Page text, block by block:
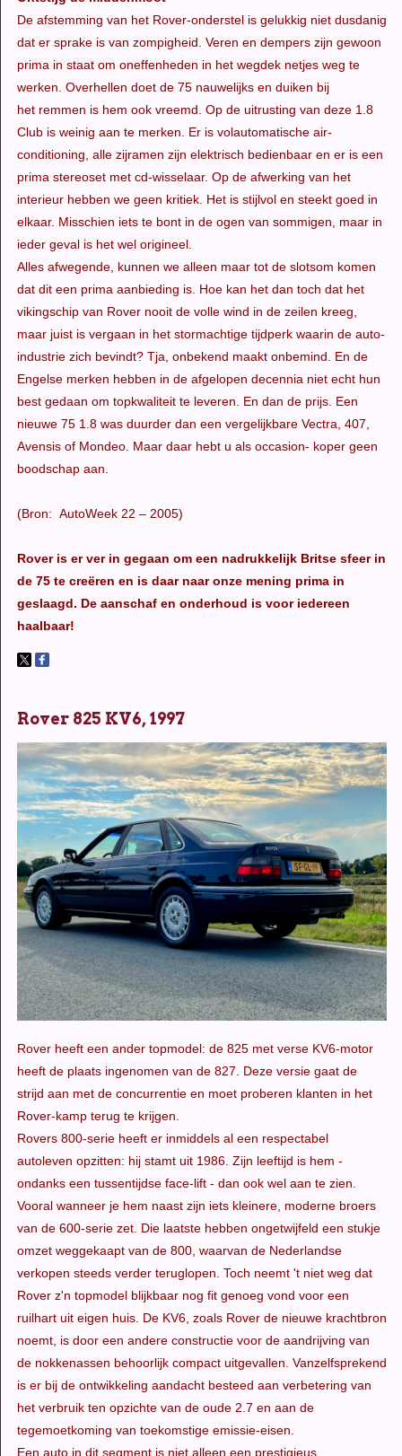
De afstemming van het Rover-onderstel is gelukkig niet dusdanig
dat er sprake is van zompigheid. Veren en dempers zijn gewoon
prima in staat om oneffenheden in het wegdek netjes weg te
werken. Overhellen doet de 75 nauwelijks en duiken bij
het remmen is hem ook vreemd. Op de uitrusting van deze 1.8
Club is weinig aan te merken. Er is volautomatische air-
conditioning, alle zijramen zijn elektrisch bedienbaar en er is een
prima stereoset met cd-wisselaar. Op de afwerking van het
interieur hebben we geen kritiek. Het is stijlvol en steekt goed in
elkaar. Misschien iets te bont in de ogen van sommigen, maar in
ieder geval is het wel origineel.
Alles afwegende, kunnen we alleen maar tot de slotsom komen
dat dit een prima aanbieding is. Hoe kan het dan toch dat het
vikingschip van Rover nooit de volle wind in de zeilen kreeg,
maar juist is vergaan in het stormachtige tijdperk waarin de auto-
industrie zich bevindt? Tja, onbekend maakt onbemind. En de
Engelse merken hebben in de afgelopen decennia niet echt hun
best gedaan om topkwaliteit te leveren. En dan de prijs. Een
nieuwe 75 1.8 was duurder dan een vergelijkbare Vectra, 407,
Avensis of Mondeo. Maar daar hebt u als occasion- koper geen
boodschap aan.
(Bron: AutoWeek 22 – 2005)
Rover is er ver in gegaan om een nadrukkelijk Britse sfeer in
de 75 te creëren en is daar naar onze mening prima in
geslaagd. De aanschaf en onderhoud is voor iedereen
haalbaar!
Rover 825 KV6, 1997
Rover heeft een ander topmodel: de 825 met verse KV6-motor
heeft de plaats ingenomen van de 827. Deze versie gaat de
strijd aan met de concurrentie en moet proberen klanten in het
Rover-kamp terug te krijgen.
Rovers 800-serie heeft er inmiddels al een respectabel
autoleven opzitten: hij stamt uit 1986. Zijn leeftijd is hem -
ondanks een tussentijdse face-lift - dan ook wel aan te zien.
Vooral wanneer je hem naast zijn iets kleinere, moderne broers
van de 600-serie zet. Die laatste hebben ongetwijfeld een stukje
omzet weggekaapt van de 800, waarvan de Nederlandse
verkopen steeds verder teruglopen. Toch neemt 't niet weg dat
Rover z'n topmodel blijkbaar nog fit genoeg vond voor een
ruilhart uit eigen huis. De KV6, zoals Rover de nieuwe krachtbron
noemt, is door een andere constructie voor de aandrijving van
de nokkenassen behoorlijk compact uitgevallen. Vanzelfsprekend
is er bij de ontwikkeling aandacht besteed aan verbetering van
het verbruik ten opzichte van de oude 2.7 en aan de
tegemoetkoming van toekomstige emissie-eisen.
Een auto in dit segment is niet alleen een prestigieus